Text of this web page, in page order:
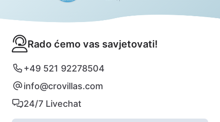
Rado ćemo vas savjetovati!
+49 521 92278504
info@crovillas.com
24/7 Livechat